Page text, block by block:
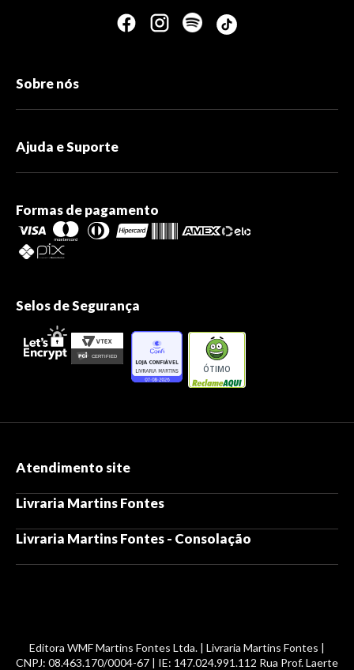
Sobre nós
Ajuda e Suporte
Formas de pagamento
Selos de Segurança
ÓTIMO
Atendimento site
Livraria Martins Fontes
Livraria Martins Fontes - Consolação
Editora WMF Martins Fontes Ltda. | Livraria Martins Fontes |
CNPJ: 08.463.170/0004-67 | IE: 147.024.991.112 Rua Prof. Laerte